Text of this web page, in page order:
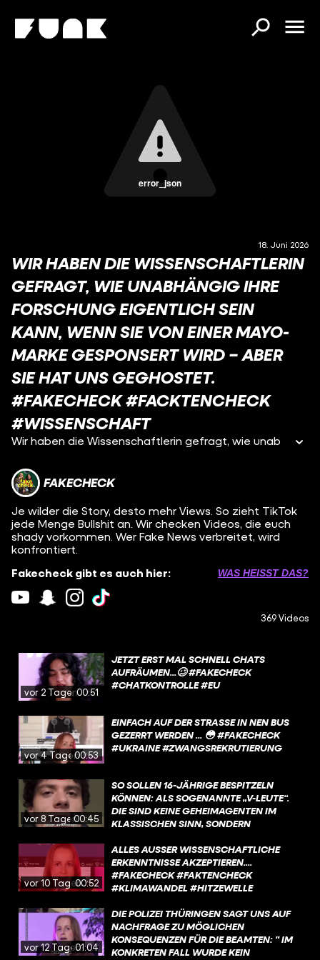
error_json
18. Juni 2026
WIR HABEN DIE WISSENSCHAFTLERIN
GEFRAGT, WIE UNABHÄNGIG IHRE
FORSCHUNG EIGENTLICH SEIN
KANN, WENN SIE VON EINER MAYO-
MARKE GESPONSERT WIRD – ABER
SIE HAT UNS GEGHOSTET.
#FAKECHECK #FACKTENCHECK
#WISSENSCHAFT
Wir haben die Wissenschaftlerin gefragt, wie unab
FAKECHECK
Je wilder die Story, desto mehr Views. So zieht TikTok
jede Menge Bullshit an. Wir checken Videos, die euch
shady vorkommen. Wer Fake News verbreitet, wird
konfrontiert.
Fakecheck gibt es auch hier:
WAS HEISST DAS?
369 Videos
vor 2 Tagen00:51
JETZT ERST MAL SCHNELL CHATS
AUFRÄUMEN...🥴 #FAKECHECK
#CHATKONTROLLE #EU
vor 4 Tagen00:53
EINFACH AUF DER STRASSE IN NEN BUS G
EZERRT WERDEN ... 😳 #FAKECHECK #
UKRAINE #ZWANGSREKRUTIERUNG
vor 8 Tagen00:45
SO SOLLEN 16-JÄHRIGE BESPITZELN
KÖNNEN: ALS SOGENANNTE „V-LEUTE“.
DIE SIND KEINE GEHEIMAGENTEN IM
KLASSISCHEN SINN, SONDERN
VERFASSUNGSSCHUTZ ODER DEN BND
GEBEN. DAFÜR BEKOMMEN SIE GELD.
MEISTENS WERDEN DAFÜR LEUTE VON
INNERHALB EINER BESTIMMTEN SZENE
#POLIZEI #VERFASSUNGSSCHUTZ
#MUTTIZETTEL
vor 10 Tagen00:52
ALLES AUSSER WISSENSCHAFTLICHE E
RKENNTNISSE AKZEPTIEREN.... #
FAKECHECK #FAKTENCHECK #
KLIMAWANDEL #HITZEWELLE #
vor 12 Tagen01:04
DIE POLIZEI THÜRINGEN SAGT UNS AUF
NACHFRAGE ZU MÖGLICHEN
KONSEQUENZEN FÜR DIE BEAMTEN: " IM
KONKRETEN FALL WURDE KEIN